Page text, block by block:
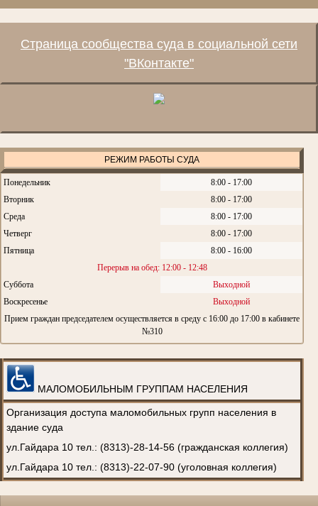
Страница сообщества суда в социальной сети
"ВКонтакте"
РЕЖИМ РАБОТЫ СУДА
Понедельник
8:00 - 17:00
Вторник
8:00 - 17:00
Среда
8:00 - 17:00
Четверг
8:00 - 17:00
Пятница
8:00 - 16:00
Перерыв на обед: 12:00 - 12:48
Суббота
Выходной
Воскресенье
Выходной
Прием граждан председателем осуществляется в среду с 16:00 до 17:00 в кабинете
№310
МАЛОМОБИЛЬНЫМ ГРУППАМ НАСЕЛЕНИЯ
Организация доступа маломобильных групп населения в
здание суда
ул.Гайдара 10 тел.: (8313)-28-14-56 (гражданская коллегия)
ул.Гайдара 10 тел.: (8313)-22-07-90 (уголовная коллегия)